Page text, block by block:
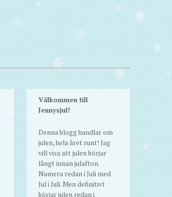
Välkommen till
Jennysjul!
Denna blogg handlar om
julen, hela året runt! Jag
vill visa att julen börjar
långt innan julafton.
Numera redan i Juli med
Jul i Juli. Men definitivt
börjar julen redan i